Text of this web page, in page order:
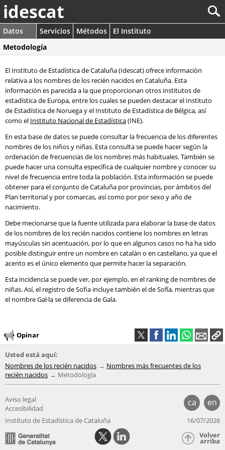
idescat
Datos Servicios Métodos
El Instituto
Metodología
El Instituto de Estadística de Cataluña (Idescat) ofrece información
relativa a los nombres de los recién nacidos en Cataluña. Esta
información es parecida a la que proporcionan otros institutos de
estadística de Europa, entre los cuales se pueden destacar el Instituto
de Estadística de Noruega y el Instituto de Estadística de Bélgica, así
como el Instituto Nacional de Estadística(INE).
En esta base de datos se puede consultar la frecuencia de los diferentes
nombres de los niños y niñas. Esta consulta se puede hacer según la
ordenación de frecuencias de los nombres más habituales. También se
puede hacer una consulta específica de cualquier nombre y conocer su
nivel de frecuencia entre toda la población. Esta información se puede
obtener para el conjunto de Cataluña por provincias, por ámbitos del
Plan territorial y por comarcas, así como por por sexo y año de
nacimiento.
Debe mecionarse que la fuente utilizada para elaborar la base de datos
de los nombres de los recién nacidos contiene los nombres en letras
mayúsculas sin acentuación, por lo que en algunos casos no ha ha sido
posible distinguir entre un nombre en catalán o en castellano, ya que el
acento es el único elemento que permite hacer la separación.
Esta incidencia se puede ver, por ejemplo, en el ranking de nombres de
niñas. Así, el registro de Sofia incluye también el de Sofía, mientras que
el nombre Gal·la se diferencia de Gala.
Opinar
Usted está aquí:
Nombres de los recién nacidos
Nombres más frecuentes de los
recién nacidos
Metodología
ca en
Aviso legal
Accesibilidad
Instituto de Estadística de Cataluña
16/07/2026
Volver
arriba